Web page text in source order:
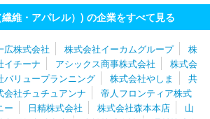
ミックインフォリンク
株式会社ハヤシゴ
維・アパレル）) の企業をすべて見る
広株式会社 株式会社イーカムグループ
株
イチーナ アシックス商事株式会社
株式会
バリュープランニング 株式会社やしま
共
会社チュチュアンナ
帝人フロンティア株式
ー 日精株式会社 株式会社森本本店
山